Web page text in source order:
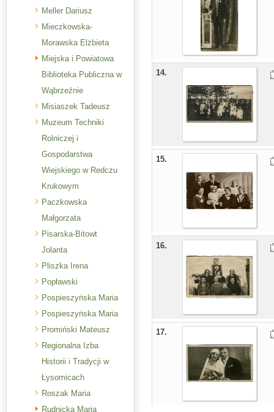
Meller Dariusz
Mieczkowska-
Morawska Elżbieta
Miejska i Powiatowa
Biblioteka Publiczna w
Wąbrzeźnie
Misiaszek Tadeusz
Muzeum Techniki
Rolniczej i
Gospodarstwa
Wiejskiego w Redczu
Krukowym
Paczkowska
Małgorzata
Pisarska-Bitowt
Jolanta
Pliszka Irena
Popławski
Pospieszyńska Maria
Pospieszyńska Maria
Promiński Mateusz
Regionalna Izba
Historii i Tradycji w
Łysomicach
Roszak Maria
Rudnicka Maria
14.
15.
16.
17.